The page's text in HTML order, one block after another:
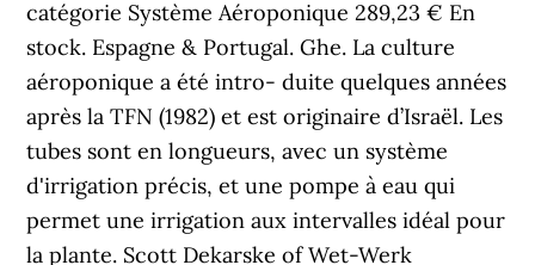
catégorie Système Aéroponique 289,23 € En
stock. Espagne & Portugal. Ghe. La culture
aéroponique a été intro- duite quelques années
après la TFN (1982) et est originaire d’Israël. Les
tubes sont en longueurs, avec un système
d'irrigation précis, et une pompe à eau qui
permet une irrigation aux intervalles idéal pour
la plante. Scott Dekarske of Wet-Werk